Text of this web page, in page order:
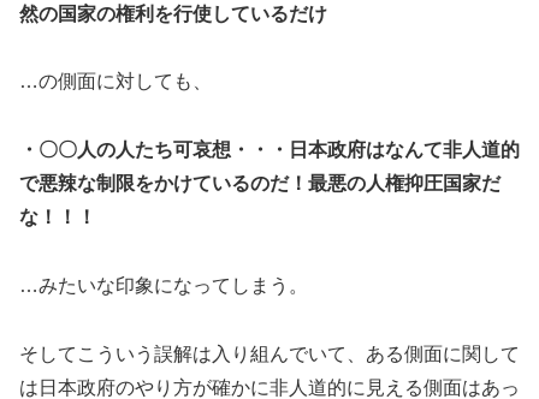
然の国家の権利を行使しているだけ
…の側面に対しても、
・〇〇人の人たち可哀想・・・日本政府はなんて非人道的
で悪辣な制限をかけているのだ！最悪の人権抑圧国家だ
な！！！
…みたいな印象になってしまう。
そしてこういう誤解は入り組んでいて、ある側面に関して
は日本政府のやり方が確かに非人道的に見える側面はあっ